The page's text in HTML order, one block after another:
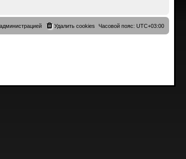
Часовой пояс:UTC+03:00
Удалить cookies